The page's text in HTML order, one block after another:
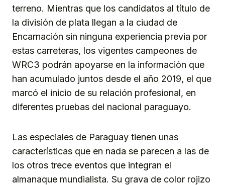
terreno. Mientras que los candidatos al título de
la división de plata llegan a la ciudad de
Encarnación sin ninguna experiencia previa por
estas carreteras, los vigentes campeones de
WRC3 podrán apoyarse en la información que
han acumulado juntos desde el año 2019, el que
marcó el inicio de su relación profesional, en
diferentes pruebas del nacional paraguayo.
Las especiales de Paraguay tienen unas
características que en nada se parecen a las de
los otros trece eventos que integran el
almanaque mundialista. Su grava de color rojizo